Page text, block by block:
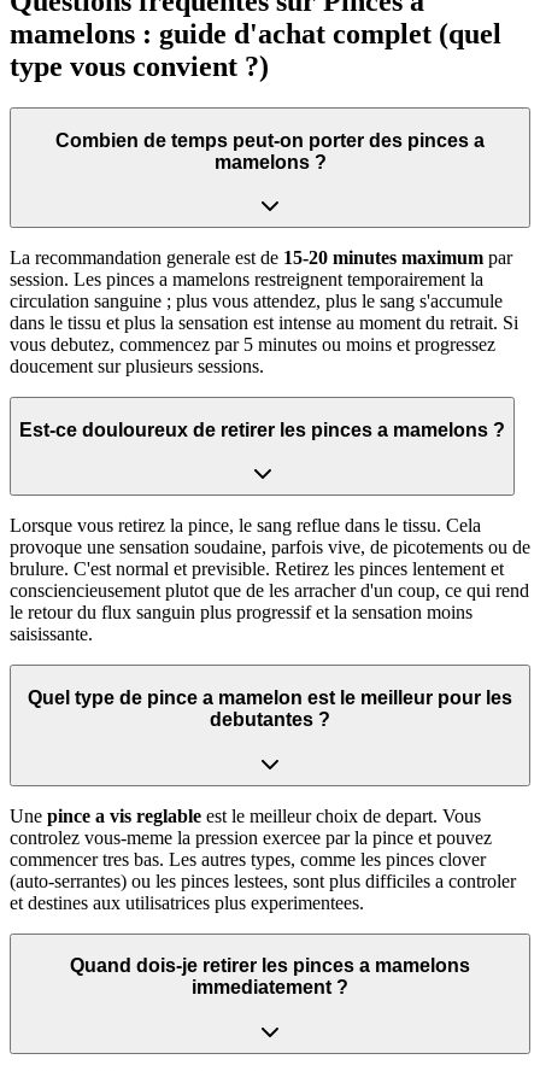
mamelons : guide d'achat complet (quel
type vous convient ?)
Combien de temps peut-on porter des pinces a
mamelons ?
La recommandation generale est de 15-20 minutes maximum par
session. Les pinces a mamelons restreignent temporairement la
circulation sanguine ; plus vous attendez, plus le sang s'accumule
dans le tissu et plus la sensation est intense au moment du retrait. Si
vous debutez, commencez par 5 minutes ou moins et progressez
doucement sur plusieurs sessions.
Est-ce douloureux de retirer les pinces a mamelons ?
Lorsque vous retirez la pince, le sang reflue dans le tissu. Cela
provoque une sensation soudaine, parfois vive, de picotements ou de
brulure. C'est normal et previsible. Retirez les pinces lentement et
consciencieusement plutot que de les arracher d'un coup, ce qui rend
le retour du flux sanguin plus progressif et la sensation moins
saisissante.
Quel type de pince a mamelon est le meilleur pour les
debutantes ?
Une pince a vis reglable est le meilleur choix de depart. Vous
controlez vous-meme la pression exercee par la pince et pouvez
commencer tres bas. Les autres types, comme les pinces clover
(auto-serrantes) ou les pinces lestees, sont plus difficiles a controler
et destines aux utilisatrices plus experimentees.
Quand dois-je retirer les pinces a mamelons
immediatement ?